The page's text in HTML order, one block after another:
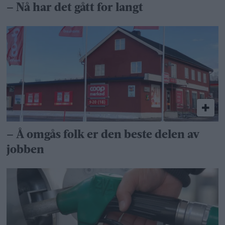
– Nå har det gått for langt
– Å omgås folk er den beste delen av
jobben